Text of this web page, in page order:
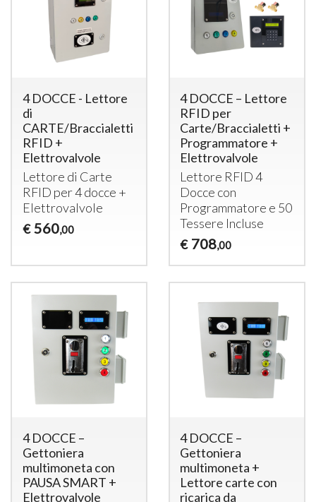
4 DOCCE - Lettore
di
CARTE/Braccialetti
RFID +
Elettrovalvole
Lettore di Carte
RFID per 4 docce +
Elettrovalvole
€ 560,00
4 DOCCE – Lettore
RFID per
Carte/Braccialetti +
Programmatore +
Elettrovalvole
Lettore RFID4
Docce con
Programmatore e 50
Tessere Incluse
€ 708,00
4 DOCCE –
Gettoniera
multimoneta con
PAUSA SMART +
Elettrovalvole
4 DOCCE –
Gettoniera
multimoneta +
Lettore carte con
ricarica da